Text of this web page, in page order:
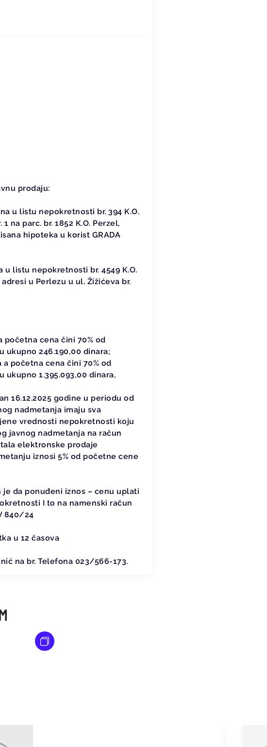
prodaju:
u listu nepokretnosti br. 394 K.O.
na parc. br. 1852 K.O. Perzel,
hipoteka u korist GRADA
u listu nepokretnosti br. 4549 K.O.
u Perlezu u ul. Žižićeva br.
cena čini 70% od
246.190,00 dinara;
početna cena čini 70% od
1.395.093,00 dinara,
16.12.2025 godine u periodu od
nadmetanja imaju sva
vrednosti nepokretnosti koju
javnog nadmetanja na račun
elektronske prodaje
iznosi 5% od početne cene
da ponuđeni iznos – cenu uplati
I to na namenski račun
840/24
u 12 časova
na br. Telefona 023/566-173.